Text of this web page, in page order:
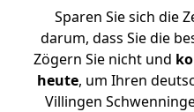
Sparen Sie sich die
darum, dass Sie die
Zögern Sie nicht und
heute, um Ihren
Villingen